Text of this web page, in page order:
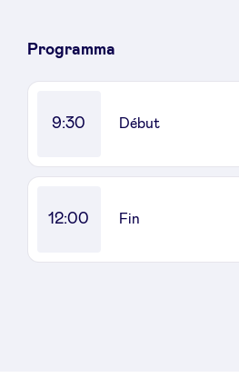
BeAngels Academy
Pooling Services
Sponsors
Programma
9:30 Début
12:00 Fin